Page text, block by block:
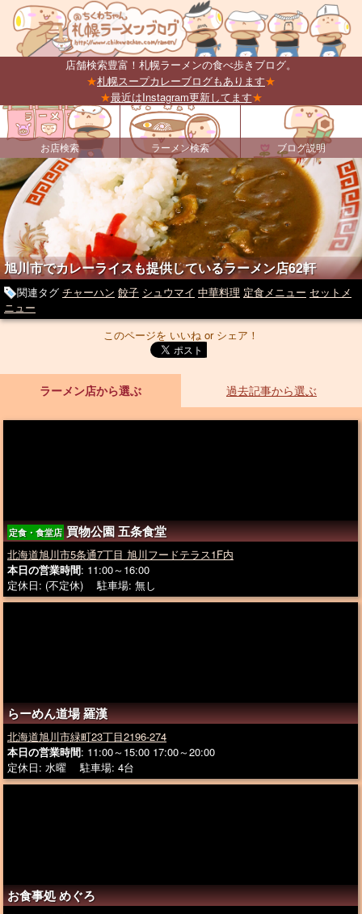
店舗検索豊富！札幌ラーメンの食べ歩きブログ。
★札幌スープカレーブログもあります★
★最近はInstagram更新してます★
お店検索 ラーメン検索 ブログ説明
旭川市でカレーライスも提供しているラーメン店62軒
関連タグ チャーハン 餃子 シュウマイ 中華料理 定食メニュー セットメ
ニュー
このページを いいね or シェア！
ラーメン店から選ぶ 過去記事から選ぶ
定食・食堂店 買物公園 五条食堂
北海道旭川市5条通7丁目 旭川フードテラス1F内
本日の営業時間: 11:00～16:00
定休日: (不定休) 駐車場: 無し
らーめん道場 羅漢
北海道旭川市緑町23丁目2196-274
本日の営業時間: 11:00～15:00 17:00～20:00
定休日: 水曜 駐車場: 4台
お食事処 めぐろ